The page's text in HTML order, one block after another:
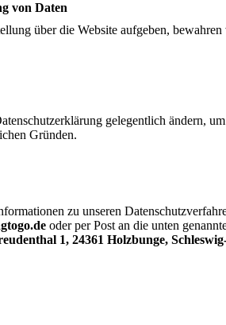
von Daten
über die Website aufgeben,
gelegentlich ändern,
Gründen.
zu unseren
oder per Post an die unten
1, 24361 Holzbunge,